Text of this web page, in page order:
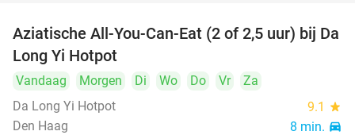
30%
Aziatische All-You-Can-Eat (2 of 2,5 uur) bij Da
Long Yi Hotpot
Vandaag Morgen Di Wo Do Vr
Za
Da Long Yi Hotpot
9.1 star
Den Haag 8 min. directions_car